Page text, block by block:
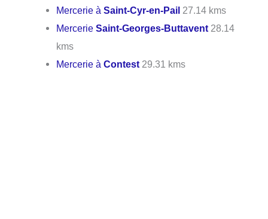
Mercerie àSaint-Cyr-en-Pail 27.14 kms
MercerieSaint-Georges-Buttavent 28.14
kms
Mercerie àContest 29.31 kms